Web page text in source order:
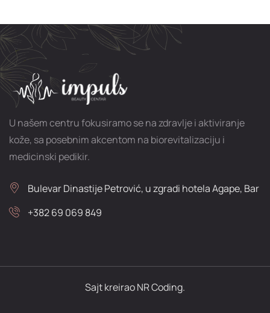
U našem centru fokusiramo se na zdravlje i aktiviranje
kože, sa posebnim akcentom na biorevitalizaciju i
medicinski pedikir.
Bulevar Dinastije Petrović, u zgradi hotela Agape, Bar
+382 69 069 849
Sajt kreirao NR Coding.